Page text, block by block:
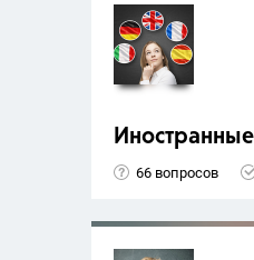
66 вопросов